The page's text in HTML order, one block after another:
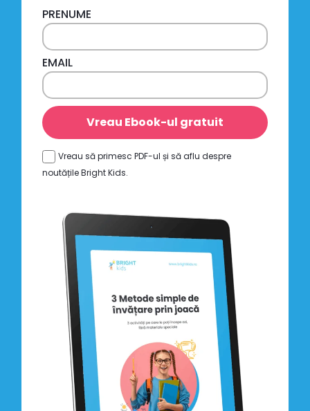
PRENUME
EMAIL
Vreau să primesc PDF-ul și să aflu despre
noutățile Bright Kids.
Vreau Ebook-ul gratuit